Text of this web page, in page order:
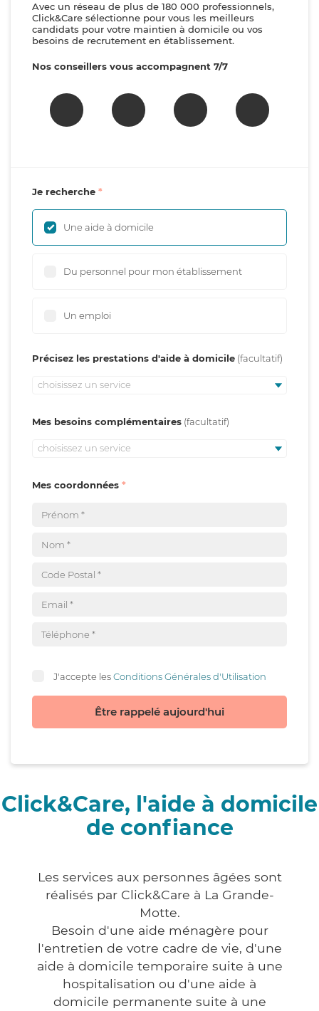
Avec un réseau de plus de 180 000 professionnels,
Click&Care sélectionne pour vous les meilleurs
candidats pour votre maintien à domicile ou vos
besoins de recrutement en établissement.
Nos conseillers vous accompagnent 7/7
Je recherche
Une aide à domicile
Du personnel pour mon établissement
Un emploi
Précisez les prestations d'aide à domicile
choisissez un service
Mes besoins complémentaires
choisissez un service
Mes coordonnées
J'accepte lesConditions Générales d'Utilisation
Être rappelé aujourd'hui
Click&Care, l'aide à domicile
de confiance
Les services aux personnes âgées sont
réalisés par Click&Care à La Grande-
Motte.
Besoin d'une aide ménagère pour
l'entretien de votre cadre de vie, d'une
aide à domicile temporaire suite à une
hospitalisation ou d'une aide à
domicile permanente suite à une